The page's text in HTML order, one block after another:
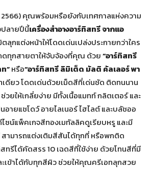
2566) คุณพร้อมหรือยังกับเทศกาลแห่งความ
ปลายปีนี้เครื่องสำอางอาร์ทิสทรี จากแอ
ลุกแต่งหน้าให้โดดเด่นเปล่งประกายกว่าใคร
ทุกสายตาให้จับจ้องที่คุณ ด้วย“อาร์ทิสทรี
”หรือ“อาร์ทิสทรี ลิมิเต็ด มัลติ คัลเลอร์ พา
เดียว โดดเด่นด้วยเม็ดสีที่เด่นชัด ติดทนนาน
ยให้เกลี่ยง่าย มีทั้งเนื้อแมทท์ กลิตเตอร์ และ
อายแชโดว์ อายไลเนอร์ ไฮไลต์ และบลัชออ
ซน์แพ็คเกจสีทองเมทัลลิคดูเรียบหรู และมี
ามารถแต่งเติมสีสันได้ทุกที่ หรือพกติด
ทรีได้คัดสรร 10 เฉดสีที่ใช้ง่าย ด้วยโทนสีที่มี
เข้าได้กับทุกสีผิว ช่วยให้คุณครีเอทลุกสวย